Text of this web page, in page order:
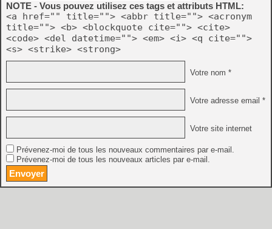
NOTE - Vous pouvez utilisez ces tags et attributs HTML:
<a href="" title=""> <abbr title=""> <acronym
title=""> <b> <blockquote cite=""> <cite>
<code> <del datetime=""> <em> <i> <q cite="">
<s> <strike> <strong>
Votre nom *
Votre adresse email *
Votre site internet
Prévenez-moi de tous les nouveaux commentaires par e-mail.
Prévenez-moi de tous les nouveaux articles par e-mail.